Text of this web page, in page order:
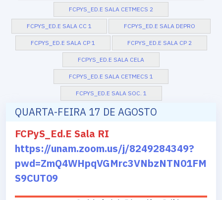
FCPYS_ED.E SALA CETMECS 2
FCPYS_ED.E SALA CC 1 FCPYS_ED.E SALA DEPRO
FCPYS_ED.E SALA CP 1 FCPYS_ED.E SALA CP 2
FCPYS_ED.E SALA CELA
FCPYS_ED.E SALA CETMECS 1
FCPYS_ED.E SALA SOC. 1
QUARTA-FEIRA 17 DE AGOSTO
FCPyS_Ed.E Sala RI
https://unam.zoom.us/j/8249284349?
pwd=ZmQ4WHpqVGMrc3VNbzNTN01FM
S9CUT09